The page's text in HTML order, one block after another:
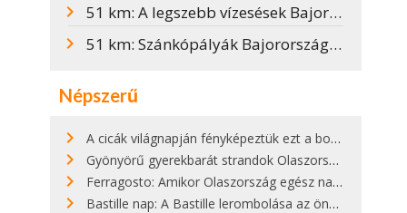
51 km: A legszebb vízesések Bajorországban
51 km: Szánkópályák Bajorországban
Népszerű
A cicák világnapján fényképeztük ezt a bokor alatt hűsölő cicát Kisorosziban
Gyönyörű gyerekbarát strandok Olaszországban - megmutatjuk a 15 legjobbat
Ferragosto: Amikor Olaszország egész nap nyaral
Bastille nap: A Bastille lerombolása az önkényuralom végét jelentette